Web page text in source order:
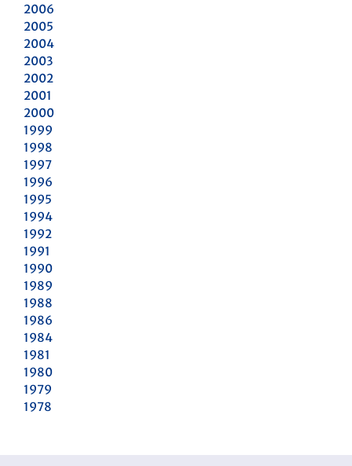
2006
2005
2004
2003
2002
2001
2000
1999
1998
1997
1996
1995
1994
1992
1991
1990
1989
1988
1986
1984
1981
1980
1979
1978